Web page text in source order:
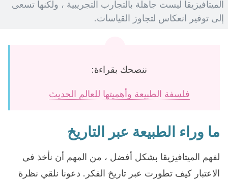
الميتافيزيقا ليست جاهلة بالتجارب التجريبية ، ولكنها تسعى
إلى توفير انعكاس لتجاوز القياسات.
ننصحك بقراءة:
فلسفة الطبيعة وأهميتها للعالم الحديث
ما وراء الطبيعة عبر التاريخ
لفهم الميتافيزيقا بشكل أفضل ، من المهم أن نأخذ في
الاعتبار كيف تطورت عبر تاريخ الفكر. دعونا نلقي نظرة